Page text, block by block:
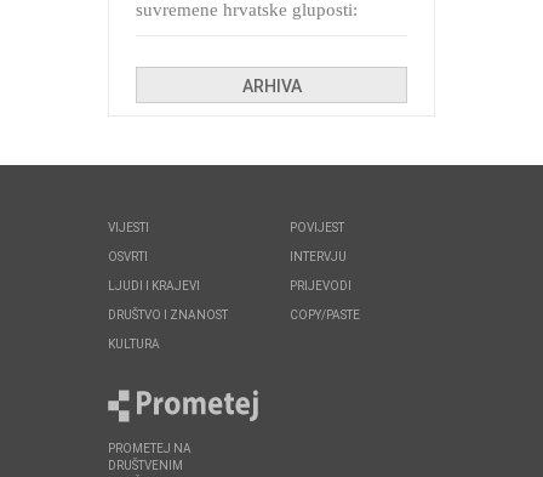
suvremene hrvatske gluposti:
ARHIVA
VIJESTI
OSVRTI
LJUDI I KRAJEVI
DRUŠTVO I ZNANOST
KULTURA
POVIJEST
INTERVJU
PRIJEVODI
COPY/PASTE
PROMETEJ NA
DRUŠTVENIM